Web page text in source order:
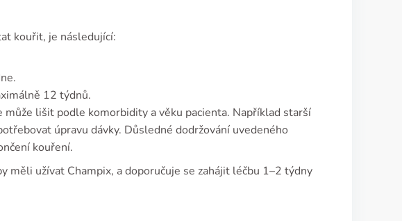
kouřit, je následující:
12 týdnů.
může lišit podle komorbidity a věku pacienta. Například starší
úpravu dávky. Důsledné dodržování uvedeného
kouření.
měli užívat Champix, a doporučuje se zahájit léčbu 1–2 týdny